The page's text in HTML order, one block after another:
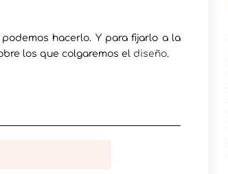
hacerlo. Y para fijarlo a la
los que colgaremos el diseño.